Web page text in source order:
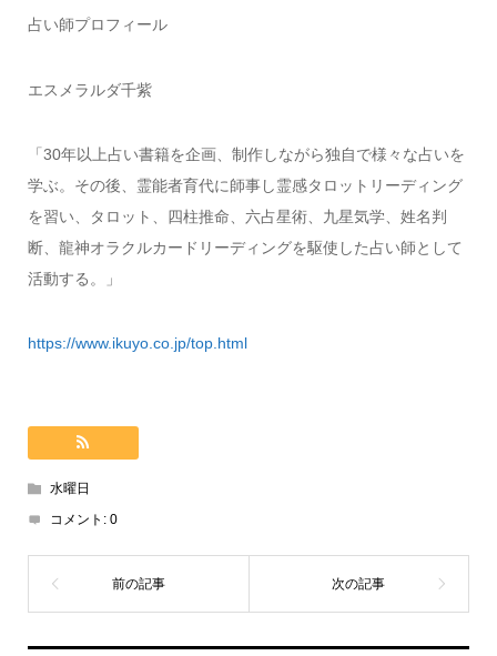
占い師プロフィール
エスメラルダ千紫
「30年以上占い書籍を企画、制作しながら独自で様々な占いを
学ぶ。その後、霊能者育代に師事し霊感タロットリーディング
を習い、タロット、四柱推命、六占星術、九星気学、姓名判
断、龍神オラクルカードリーディングを駆使した占い師として
活動する。」
https://www.ikuyo.co.jp/top.html
水曜日
コメント: 0